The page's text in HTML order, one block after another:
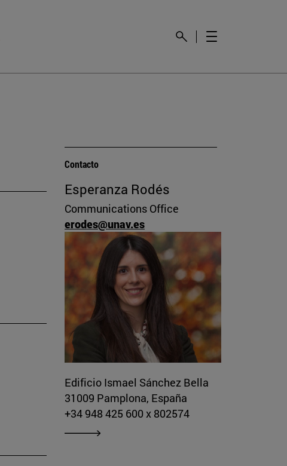
Contacto
Esperanza Rodés
Communications Office
erodes@unav.es
Edificio Ismael Sánchez Bella
31009 Pamplona, España
+34 948 425 600 x 802574